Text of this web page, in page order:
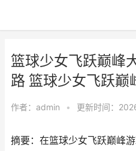
篮球少女飞跃巅峰
路 篮球少女飞跃巅
作者： admin • 更新时间：
摘要：在篮球少女飞跃巅峰